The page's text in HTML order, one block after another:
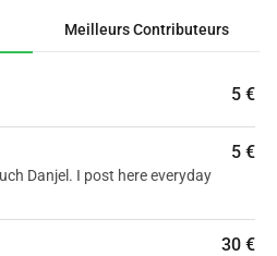
J'ai décidé de l'appeler Zoli
clairement en souffrance. Je ne
je l'ai emmenée avec moi et
VET Hospital.
étaient déchirants :
une maladie grave
Meilleurs Contributeurs
5 €
5 €
Danjel. I post here everyday
30 €